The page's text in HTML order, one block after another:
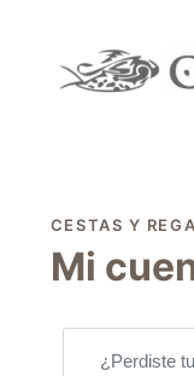
CESTAS Y
Mi
¿Perdiste